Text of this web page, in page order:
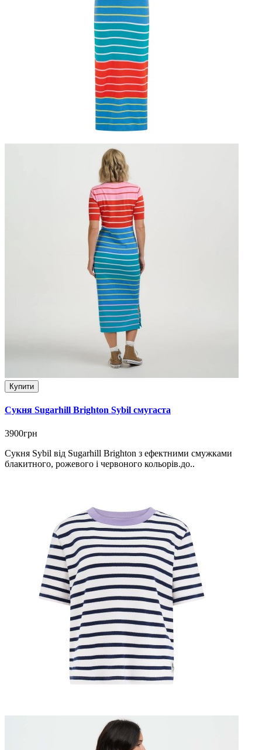
Купити
Сукня Sugarhill Brighton Sybil смугаста
3900грн
Сукня Sybil від Sugarhill Brighton з ефектними смужками
блакитного, рожевого і червоного кольорів.до..